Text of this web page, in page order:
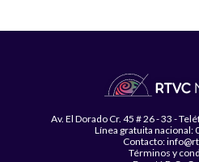
Av. El Dorado Cr. 45 # 26 - 33 -
Línea gratuita nacional:
Contacto:
Términos y